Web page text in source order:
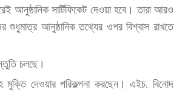
আনুষ্ঠানিক সার্টিফিকেট দেওয়া হবে। তারা আরও
শুধুমাত্র আনুষ্ঠানিক তথ্যের ওপর বিশ্বাস রাখতে
চলছে।
মুক্তি দেওয়ার পরিকল্পনা করছেন। এইচ. বিনোদ